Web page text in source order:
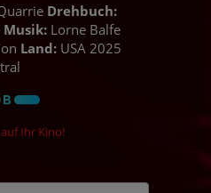
Drehbuch:
Musik: Lorne Balfe
Land: USA 2025
Ihr Kino!